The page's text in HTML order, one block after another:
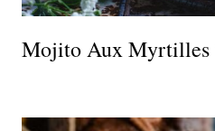
Mojito Aux Myrtilles